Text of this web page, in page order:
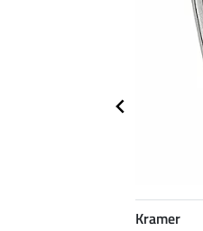
Kramer